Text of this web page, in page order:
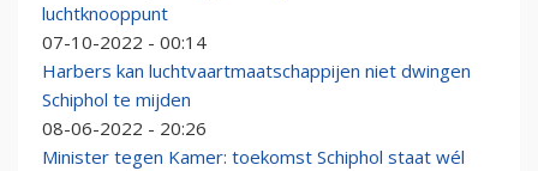
luchtknooppunt
07-10-2022 - 00:14
Harbers kan luchtvaartmaatschappijen niet dwingen
Schiphol te mijden
08-06-2022 - 20:26
Minister tegen Kamer: toekomst Schiphol staat wél